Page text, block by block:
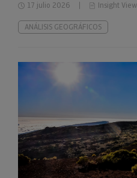
17 julio 2026 Insight View
ANÁLISIS GEOGRÁFICOS